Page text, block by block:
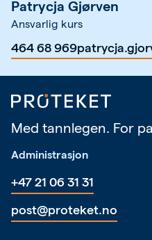
Patrycja Gjørven
Ansvarlig kurs
464 68 969
Med tannlegen. For
Administrasjon
+47 21 06 31 31
post@proteket.no